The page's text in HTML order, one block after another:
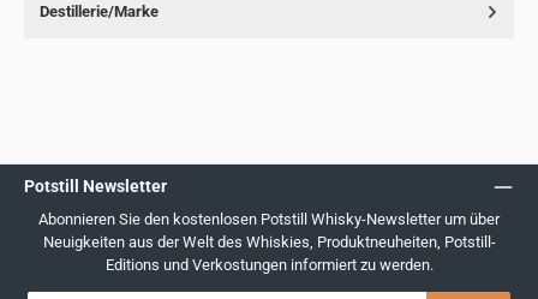
Destillerie/Marke
Potstill Newsletter
Abonnieren Sie den kostenlosen Potstill Whisky-Newsletter um über
Neuigkeiten aus der Welt des Whiskies, Produktneuheiten, Potstill-
Editions und Verkostungen informiert zu werden.